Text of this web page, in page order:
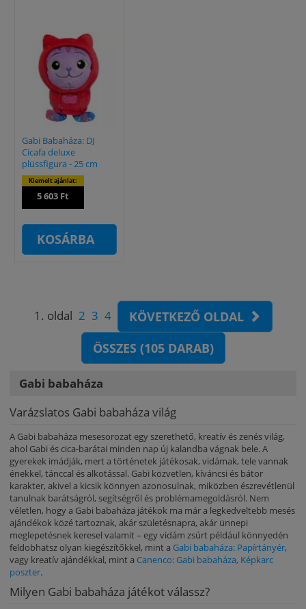
Gabi Babaháza: DJ
Cicafa deluxe
plüssfigura - 25 cm
Kiemelt ajánlat:
5 603 Ft
KOSÁRBA
1. oldal 2 3 4
KÖVETKEZŐ OLDAL
ÖSSZES (105 DARAB)
Gabi babaháza
Varázslatos Gabi babaháza világ
A Gabi babaháza mesesorozat egy szerethető, kreatív és zenés világ,
ahol Gabi és cica-barátai minden nap új kalandba vágnak bele. A
gyerekek imádják, mert a történetek játékosak, vidámak, tele vannak
énekkel, tánccal és alkotással. Gabi közvetlen, kíváncsi és bátor
karakter, akivel a kicsik könnyen azonosulnak, miközben észrevétlenül
tanulnak barátságról, segítségről és problémamegoldásról. Nem
véletlen, hogy a Gabi babaháza játékok ma már a legkedveltebb mesés
ajándékok közé tartoznak, akár születésnapra, akár ünnepi
meglepetésnek keresel valamit – egy vidám zsúrt például könnyedén
feldobhatsz olyan kiegészítőkkel, mint a Gabi babaháza: Papírtányér,
vagy kreatív ajándékkal, mint a Canenco: Gabi babaháza, Képkarc
poszter.
Milyen Gabi babaháza játékot válassz?